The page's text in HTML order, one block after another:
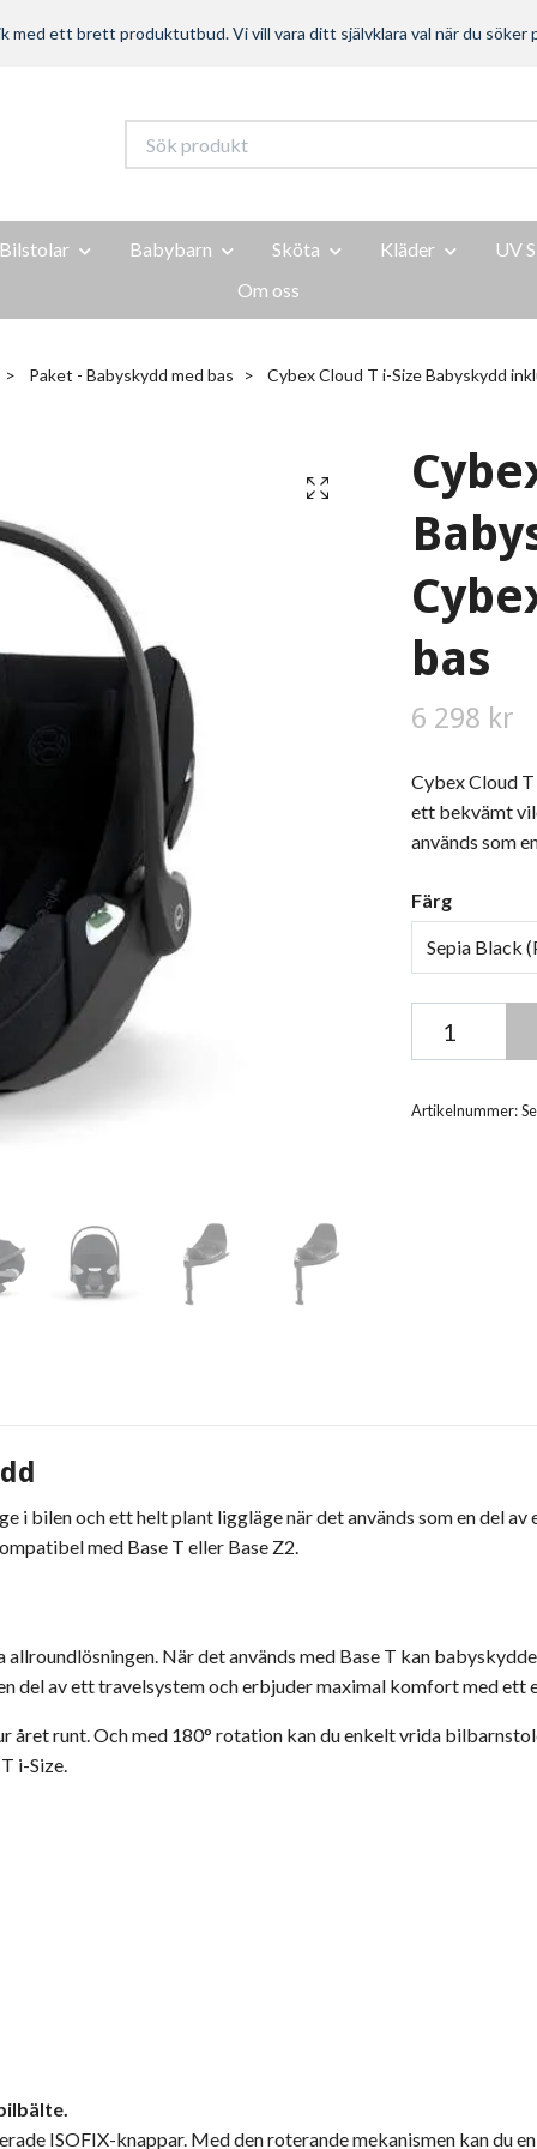
med ett brett produktutbud. Vi vill vara ditt självklara val när du söker
Babybarn Sköta Kläder
UV
Om oss
Paket - Babyskydd med bas Cybex Cloud T i-Size Babyskydd
bas
6 298 kr
Cybex Cloud
ett bekvämt
används som
Färg
Sepia Black
Artikelnummer:
i bilen och ett helt plant liggläge när det används som en del
med Base T eller Base Z2.
När det används med Base T kan
del av ett travelsystem och erbjuder maximal komfort med ett
runt. Och med 180° rotation kan du enkelt vrida
i-Size.
ISOFIX-knappar. Med den roterande mekanismen kan du